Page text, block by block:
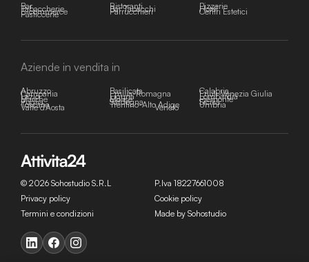
Bar Ristoranti Pizzerie
Tabaccherie Bar Tabacchi Hotel
E-commerce Parrucchieri Centri Estetici
Pasticcerie
Aziende in vendita in
Abruzzo Basilicata Calabria
Campania Emilia-Romagna Friuli-Venezia Giulia
Lazio Liguria Lombardia
Marche Molise Piemonte
Puglia Sardegna Sicilia
Toscana Trentino-Alto Adige Umbria
Valle d'Aosta Veneto
© 2026 Sohostudio S.R.L
P.Iva 18227661008
Privacy policy
Cookie policy
Termini e condizioni
Made by Sohostudio